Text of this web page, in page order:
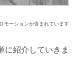
モーションが含まれています
に紹介していきま